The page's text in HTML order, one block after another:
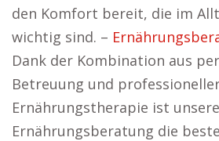
den Komfort bereit, die im
wichtig sind. –
Dank der Kombination aus
Betreuung und
Ernährungstherapie ist
Ernährungsberatung die